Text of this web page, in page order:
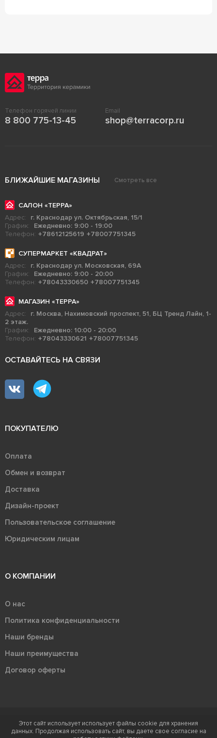
Телефон горячей линии
8 800 775-13-45
Email
shop@terracorp.ru
БЛИЖАЙШИЕ МАГАЗИНЫ Смотреть все
САЛОН «ТЕРРА»
Адрес:
г. Краснодар ул. Октябрьская, 15/1
График:
Ежедневно: 9:00 - 19:00
Телефон: +78612125619 +78007751345
СУПЕРМАРКЕТ «КВАДРАТ»
Адрес:
г. Краснодар ул. Московская, 69А
График:
Ежедневно: 9:00 - 20:00
Телефон: +78043330650 +78007751345
МАГАЗИН «ТЕРРА»
Адрес:
г. Москва, Нахимовский проспект, 51, БЦ Тренд Лайн, 1-
2 этаж.
График:
Ежедневно: 10:00 - 20:00
Телефон: +78043330621 +78007751345
ОСТАВАЙТЕСЬ НА СВЯЗИ
ПОКУПАТЕЛЮ
Оплата
Обмен и возврат
Доставка
Дизайн-проект
Пользовательское соглашение
Юридическим лицам
О КОМПАНИИ
О нас
Политика конфиденциальности
Наши бренды
Наши преимущества
Договор оферты
Терра - территория керамики 2026
Ⓒ Правообладателем товарного знака "Терра" является ООО "Атлас-
Этот сайт использует использует файлы cookie для хранения
данных. Продолжая использовать сайт, вы даете свое согласие на